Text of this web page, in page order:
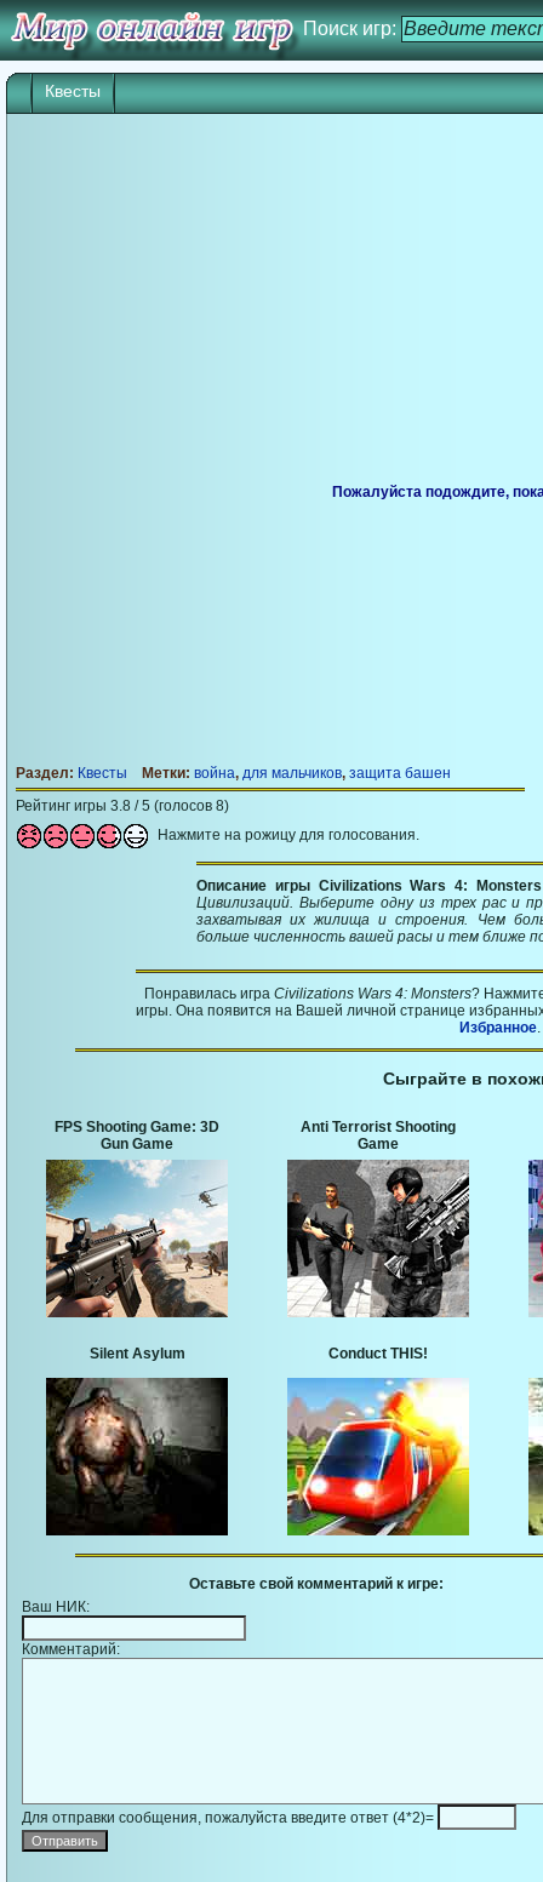
Поиск игр:
Квесты
Пожалуйста подождите,
Раздел: Квесты Метки: война, для мальчиков, защита башен
Рейтинг игры 3.8 / 5 (голосов 8)
Нажмите на рожицу для голосования.
Описание игры Civilizations Wars 4:
Цивилизаций. Выберите одну из трех рас и
захватывая их жилища и строения. Чем
больше численность вашей расы и тем ближе
Понравилась игра Civilizations Wars 4: Monsters?
игры. Она появится на Вашей личной странице
Избранное.
Сыграйте в
FPS Shooting Game: 3D
Gun Game
Anti Terrorist Shooting
Game
Silent Asylum Conduct THIS!
Оставьте свой комментарий к игре:
Ваш НИК:
Комментарий:
Для отправки сообщения, пожалуйста введите ответ (4*2)=